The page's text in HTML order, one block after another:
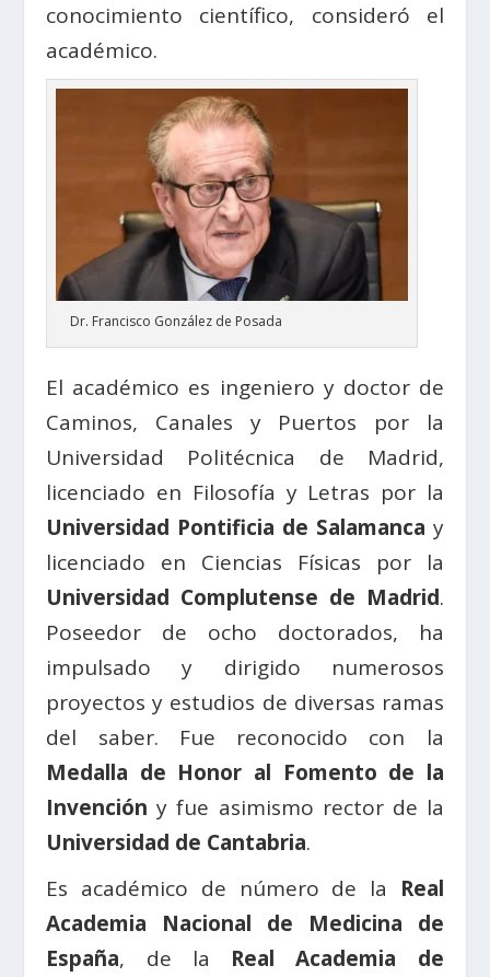
conocimiento científico, consideró el
académico.
Dr. Francisco González de Posada
El académico es ingeniero y doctor de
Caminos, Canales y Puertos por la
Universidad Politécnica de Madrid,
licenciado en Filosofía y Letras por la
Universidad Pontificia de Salamanca y
licenciado en Ciencias Físicas por la
Universidad Complutense de Madrid.
Poseedor de ocho doctorados, ha
impulsado y dirigido numerosos
proyectos y estudios de diversas ramas
del saber. Fue reconocido con la
Medalla de Honor al Fomento de la
Invención y fue asimismo rector de la
Universidad de Cantabria.
Es académico de número de la Real
Academia Nacional de Medicina de
España, de la Real Academia de